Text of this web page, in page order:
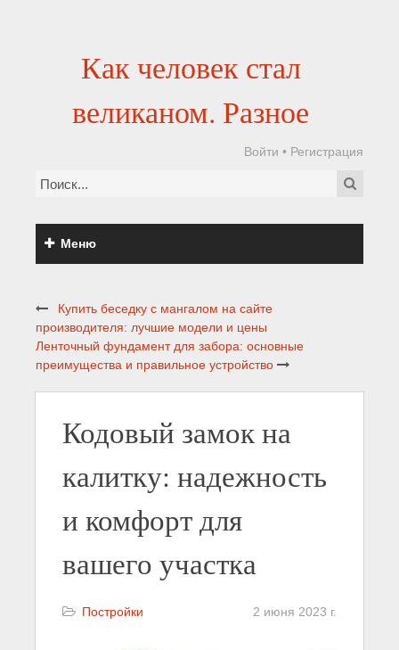
Как человек стал
великаном. Разное
Войти • Регистрация
Меню
Купить беседку с мангалом на сайте
производителя: лучшие модели и цены
Ленточный фундамент для забора: основные
преимущества и правильное устройство
Кодовый замок на
калитку: надежность
и комфорт для
вашего участка
Постройки 2 июня 2023 г.